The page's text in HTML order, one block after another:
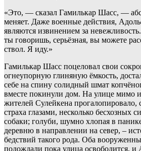
«Это, — сказал Гамилькар Шасс, —
меняет. Даже военные действия,
являются извинением за
ты говоришь, серьёзная, вы можете
ствол. Я иду.»
Гамилькар Шасс поцеловал свои
огнеупорную глиняную ёмкость,
себе на спину солидный шмат
вместе покинули дом. На улице мимо
жителей Сулейкена
страха глазами, несколько бесхозных
собаки; голуби, шумно хлопая в
деревню в направлении на север, –
бедствий такого рода. Оба
подождали пока улица освободится,